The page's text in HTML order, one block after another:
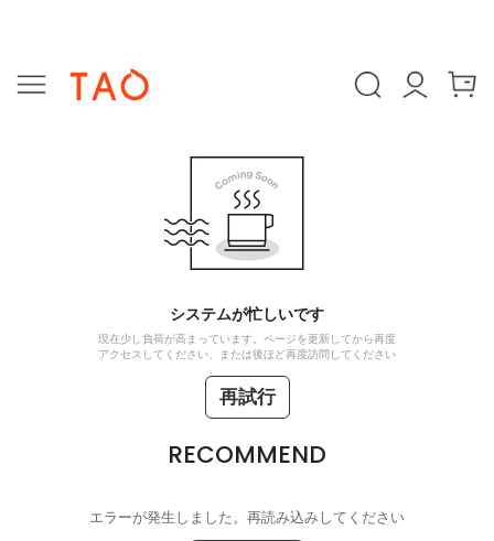
システムが忙しいです
現在少し負荷が高まっています。ページを更新してから再度
アクセスしてください、または後ほど再度訪問してください
再試行
RECOMMEND
エラーが発生しました。再読み込みしてください